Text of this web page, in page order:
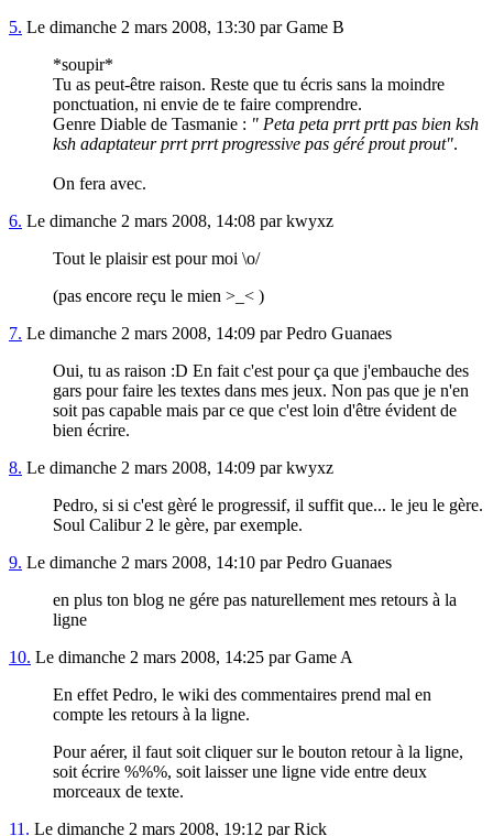
5. Le dimanche 2 mars 2008, 13:30 par Game B
*soupir*
Tu as peut-être raison. Reste que tu écris sans la moindre
ponctuation, ni envie de te faire comprendre.
Genre Diable de Tasmanie : " Peta peta prrt prtt pas bien ksh
ksh adaptateur prrt prrt progressive pas géré prout prout".
On fera avec.
6. Le dimanche 2 mars 2008, 14:08 par kwyxz
Tout le plaisir est pour moi \o/
(pas encore reçu le mien >_< )
7. Le dimanche 2 mars 2008, 14:09 par Pedro Guanaes
Oui, tu as raison :D En fait c'est pour ça que j'embauche des
gars pour faire les textes dans mes jeux. Non pas que je n'en
soit pas capable mais par ce que c'est loin d'être évident de
bien écrire.
8. Le dimanche 2 mars 2008, 14:09 par kwyxz
Pedro, si si c'est gèré le progressif, il suffit que... le jeu le gère.
Soul Calibur 2 le gère, par exemple.
9. Le dimanche 2 mars 2008, 14:10 par Pedro Guanaes
en plus ton blog ne gére pas naturellement mes retours à la
ligne
10. Le dimanche 2 mars 2008, 14:25 par Game A
En effet Pedro, le wiki des commentaires prend mal en
compte les retours à la ligne.
Pour aérer, il faut soit cliquer sur le bouton retour à la ligne,
soit écrire %%%, soit laisser une ligne vide entre deux
morceaux de texte.
11. Le dimanche 2 mars 2008, 19:12 par Rick